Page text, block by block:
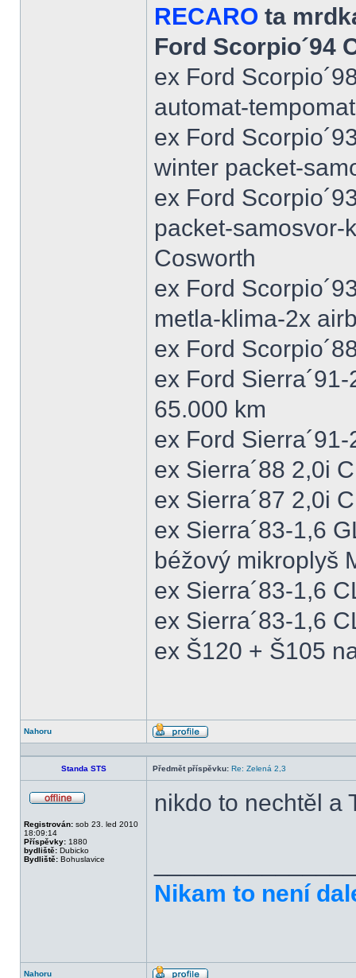
RECARO ta
Ford Scorpio´94
ex Ford
automat-
ex Ford
winter packet-
ex Ford
packet-samosvor-
Cosworth
ex Ford
metla-klima-2x
ex Ford
ex Ford
65.000 km
ex Ford
ex Sierra´88 2,0i
ex Sierra´87 2,0i
ex Sierra´83-1,6
béžový mikroplyš
ex Sierra´83-1,6
ex Sierra´83-1,6
ex Š120 + Š105
Nahoru
Profil
Standa STS Předmět příspěvku: Re: Zelená 2,3
Registrován: sob 23. led 2010
18:09:14
Příspěvky: 1880
bydliště: Dubicko
Bydliště: Bohuslavice
nikdo to nechtěl a
Nikam to není
Nahoru